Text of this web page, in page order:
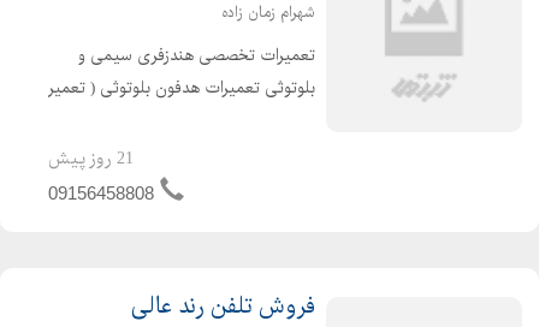
شهرام زمان زاده
تعمیرات تخصصی هندزفری سیمی و
بلوتوثی تعمیرات هدفون بلوتوثی ( تعمیر
21 روز پیش
09156458808
فروش تلفن رند عالی